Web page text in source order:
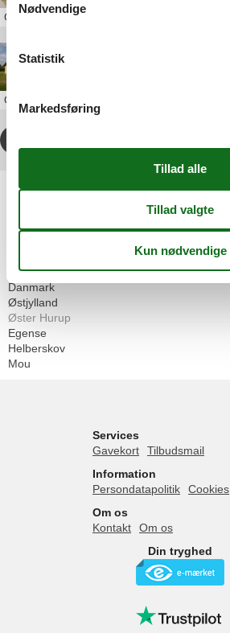
OmØster Hurup
Om
Artikeltyper
Alle
Danmark
Østjylland
Øster Hurup
Egense
Helberskov
Mou
Services
Gavekort
Tilbudsmail
Information
Persondatapolitik
Cookies
Om os
Kontakt
Om os
Din tryghed
Nødvendige
Statistik
Markedsføring